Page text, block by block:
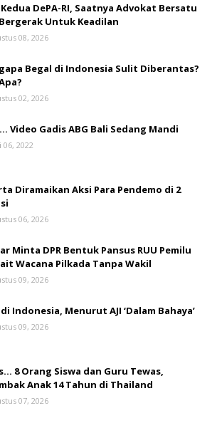
Kedua DePA-RI, Saatnya Advokat Bersatu
Untuk Keadilan
08, 2026
Begal di Indonesia Sulit Diberantas?
02, 2026
Video Gadis ABG Bali Sedang Mandi
06, 2022
Diramaikan Aksi Para Pendemo di 2
06, 2026
Minta DPR Bentuk Pansus RUU Pemilu
Wacana Pilkada Tanpa Wakil
09, 2026
Indonesia, Menurut AJI ‘Dalam Bahaya’
09, 2026
8 Orang Siswa dan Guru Tewas,
Anak 14 Tahun di Thailand
07, 2026